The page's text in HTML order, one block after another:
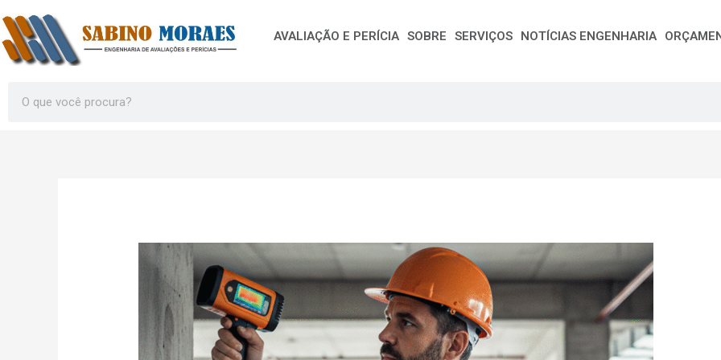
para
o
conteúdo
AVALIAÇÃO E PERÍCIA SOBRE SERVIÇOS NOTÍCIAS ENGENHARIA